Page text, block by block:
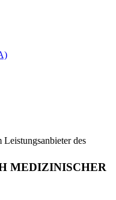
des
MEDIZINISCHER